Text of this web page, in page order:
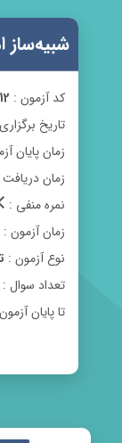
شبیه‌ساز
کد آزمون :
تاریخ
زمان پایان
زمان دریافت
نمره منفی :
زمان آزمون :
نوع آزمون :
تعداد سوال :
تا پایان